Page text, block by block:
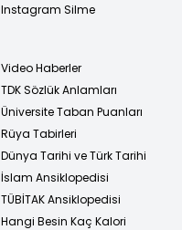
Instagram Silme
Video Haberler
TDK Sözlük Anlamları
Üniversite Taban Puanları
Rüya Tabirleri
Dünya Tarihi ve Türk Tarihi
İslam Ansiklopedisi
TÜBİTAK Ansiklopedisi
Hangi Besin Kaç Kalori